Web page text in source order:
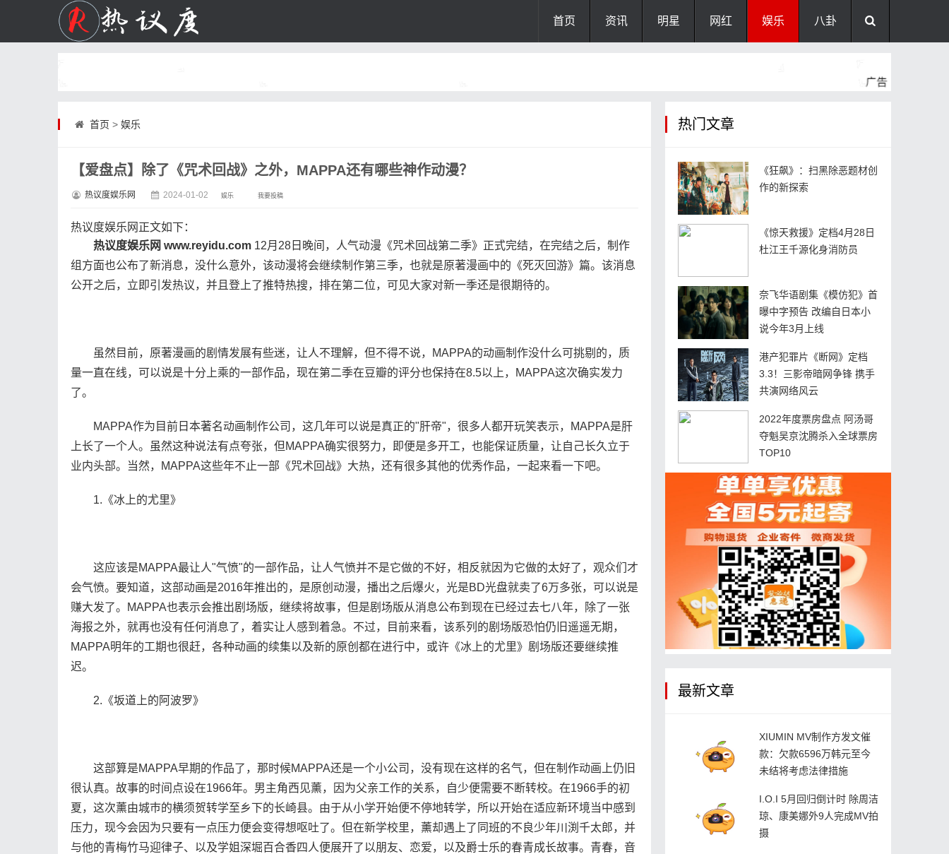
首页 资讯 明星 网红 娱乐 八卦
首页 > 娱乐
【爱盘点】除了《咒术回战》之外，MAPPA还有哪些神作动漫？
热议度娱乐网 2024-01-02 娱乐 我要投稿
热议度娱乐网 正文如下：
热议度娱乐网 www.reyidu.com 12月28日晚间，人气动漫《咒术回战第二季》正式完结，在完结之后，制作
组方面也公布了新消息，没什么意外，该动漫将会继续制作第三季，也就是原著漫画中的《死灭回游》篇。该消息
公开之后，立即引发热议，并且登上了推特热搜，排在第二位，可见大家对新一季还是很期待的。
虽然目前，原著漫画的剧情发展有些迷，让人不理解，但不得不说，MAPPA的动画制作没什么可挑剔的，质
量一直在线，可以说是十分上乘的一部作品，现在第二季在豆瓣的评分也保持在8.5以上，MAPPA这次确实发力
了。
MAPPA作为目前日本著名动画制作公司，这几年可以说是真正的"肝帝"，很多人都开玩笑表示，MAPPA是肝
上长了一个人。虽然这种说法有点夸张，但MAPPA确实很努力，即便是多开工，也能保证质量，让自己长久立于
业内头部。当然，MAPPA这些年不止一部《咒术回战》大热，还有很多其他的优秀作品，一起来看一下吧。
1.《冰上的尤里》
这应该是MAPPA最让人"气愤"的一部作品，让人气愤并不是它做的不好，相反就因为它做的太好了，观众们才
会气愤。要知道，这部动画是2016年推出的，是原创动漫，播出之后爆火，光是BD光盘就卖了6万多张，可以说是
赚大发了。MAPPA也表示会推出剧场版，继续将故事，但是剧场版从消息公布到现在已经过去七八年，除了一张
海报之外，就再也没有任何消息了，着实让人感到着急。不过，目前来看，该系列的剧场版恐怕仍旧遥遥无期，
MAPPA明年的工期也很赶，各种动画的续集以及新的原创都在进行中，或许《冰上的尤里》剧场版还要继续推
迟。
2.《坂道上的阿波罗》
这部算是MAPPA早期的作品了，那时候MAPPA还是一个小公司，没有现在这样的名气，但在制作动画上仍旧
很认真。故事的时间点设在1966年。男主角西见薰，因为父亲工作的关系，自少便需要不断转校。在1966手的初
夏，这次薰由城巿的横须贺转学至乡下的长崎县。由于从小学开始便不停地转学，所以开始在适应新环境当中感到
压力，现今会因为只要有一点压力便会变得想呕吐了。但在新学校里，薰却遇上了同班的不良少年川渕千太郎，并
与他的青梅竹马迎律子、以及学姐深堀百合香四人便展开了以朋友、恋爱，以及爵士乐的春青成长故事。青春，音
热门文章
《狂飙》：扫黑除恶题材创
作的新探索
《惊天救援》定档4月28日
杜江王千源化身消防员
奈飞华语剧集《模仿犯》首
曝中字预告 改编自日本小
说今年3月上线
港产犯罪片《断网》定档
3.3！三影帝暗网争锋 携手
共演网络风云
2022年度票房盘点 阿汤哥
夺魁吴京沈腾杀入全球票房
TOP10
最新文章
XIUMIN MV制作方发文催
款：欠款6596万韩元至今
未结将考虑法律措施
I.O.I 5月回归倒计时 除周洁
琼、康美娜外9人完成MV拍
摄